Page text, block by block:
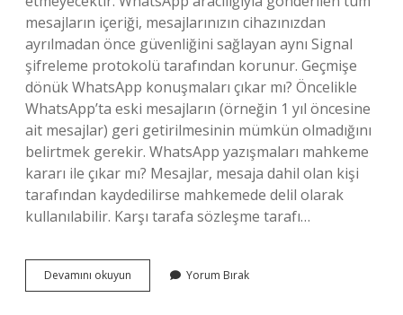
mesajların içeriği, mesajlarınızın cihazınızdan
ayrılmadan önce güvenliğini sağlayan aynı Signal
şifreleme protokolü tarafından korunur. Geçmişe
dönük WhatsApp konuşmaları çıkar mı? Öncelikle
WhatsApp’ta eski mesajların (örneğin 1 yıl öncesine
ait mesajlar) geri getirilmesinin mümkün olmadığını
belirtmek gerekir. WhatsApp yazışmaları mahkeme
kararı ile çıkar mı? Mesajlar, mesaja dahil olan kişi
tarafından kaydedilirse mahkemede delil olarak
kullanılabilir. Karşı tarafa sözleşme tarafı…
Devamını okuyun Mahkeme
Yolu
Yorum Bırak